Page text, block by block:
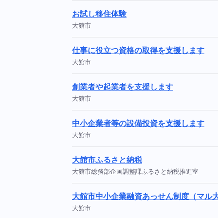
お試し移住体験
大館市
仕事に役立つ資格の取得を支援します
大館市
創業者や起業者を支援します
大館市
中小企業者等の設備投資を支援します
大館市
大館市ふるさと納税
大館市総務部企画調整課ふるさと納税推進室
大館市中小企業融資あっせん制度（マル
大館市